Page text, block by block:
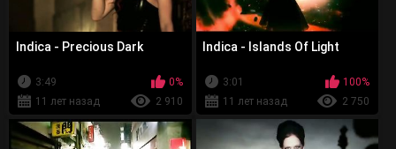
Indica - Precious Dark
3:49
0%
11 лет назад
2 910
Indica - Islands Of Light
3:01
100%
11 лет назад
2 750